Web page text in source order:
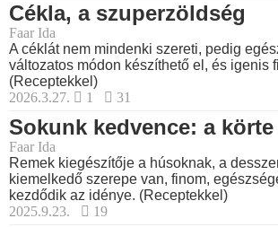
Cékla, a szuperzöldség
Faar Ida
A céklát nem mindenki szereti, pedig
változatos módon készíthető el, és igenis
(Receptekkel)
2026.3.27.
1 31
Sokunk kedvence: a körte
Faar Ida
Remek kiegészítője a húsoknak, a
kiemelkedő szerepe van, finom,
kezdődik az idénye. (Receptekkel)
2025.9.23.
19